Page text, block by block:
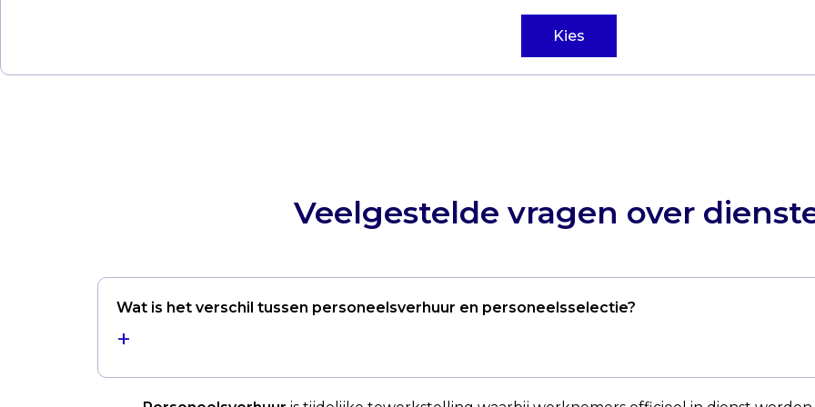
Kies
Veelgestelde vragen over
Wat is het verschil tussen personeelsverhuur en personeelsselectie?